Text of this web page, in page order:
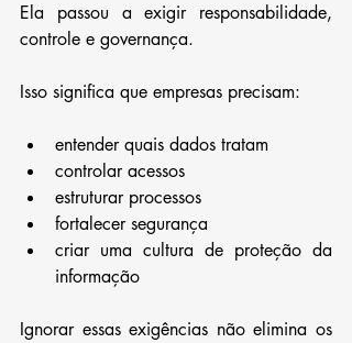
Ela passou a exigir responsabilidade,
controle e governança.
Isso significa que empresas precisam:
entender quais dados tratam
controlar acessos
estruturar processos
fortalecer segurança
criar uma cultura de proteção da
informação
Ignorar essas exigências não elimina os